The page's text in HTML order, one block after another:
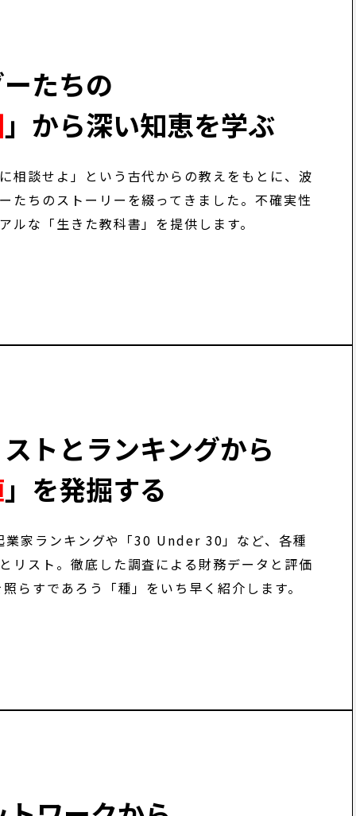
たちの
」から深い知恵を学ぶ
相談せよ」という古代からの教えをもとに、波
たちのストーリーを綴ってきました。不確実性
ルな「生きた教科書」を提供します。
トとランキングから
」を発掘する
家ランキングや「30 Under 30」など、各種
リスト。徹底した調査による財務データと評価
らすであろう「種」をいち早く紹介します。